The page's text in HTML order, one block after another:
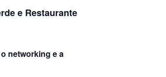
e Restaurante
networking e a